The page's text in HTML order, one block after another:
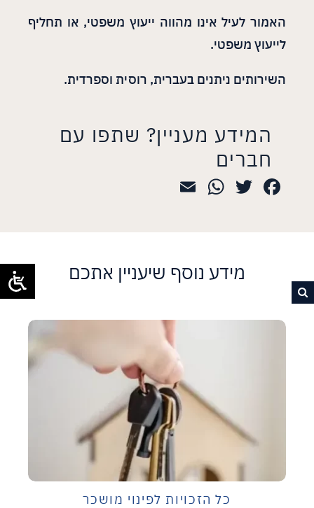
האמור לעיל אינו מהווה ייעוץ משפטי, או תחליף
לייעוץ משפטי.
השירותים ניתנים בעברית, רוסית וספרדית.
המידע מעניין? שתפו עם
חברים
Facebook
Twitter
WhatsApp
מידע נוסף שיעניין אתכם
כל הזכויות לפינוי מושכר